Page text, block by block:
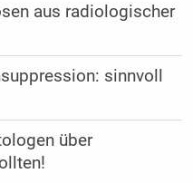
aus radiologischer
sinnvoll
über